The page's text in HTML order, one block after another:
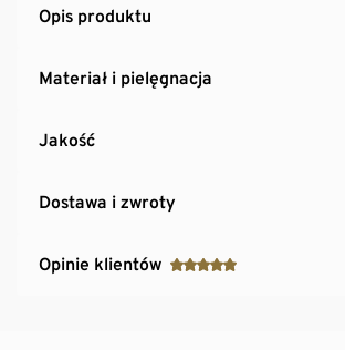
Opis produktu
Materiał i pielęgnacja
Jakość
Dostawa i zwroty
Opinie klientów